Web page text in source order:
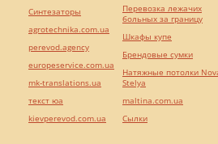
Синтезаторы
agrotechnika.com.ua
perevod.agency
europeservice.com.ua
mk-translations.ua
текст юа
kievperevod.com.ua
Перевозка лежачих
больных за границу
Шкафы купе
Брендовые сумки
Натяжные потолки
Stelya
maltina.com.ua
Cылки